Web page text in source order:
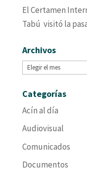
El Certamen
Tabú visitó la
Archivos
Archivos
Categorías
Acín al día
Audiovisual
Comunicados
Documentos